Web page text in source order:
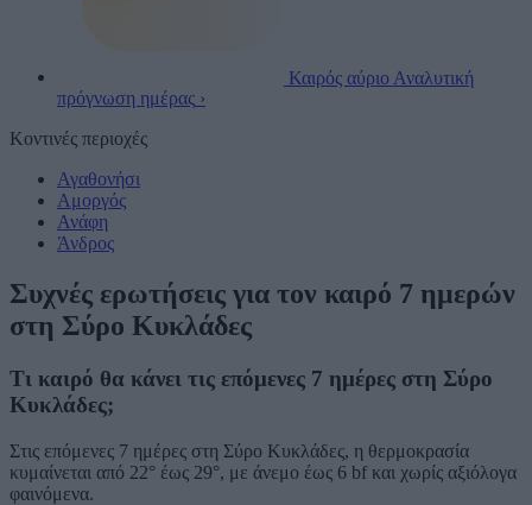
Καιρός αύριο Αναλυτική
πρόγνωση ημέρας ›
Κοντινές περιοχές
Αγαθονήσι
Αμοργός
Ανάφη
Άνδρος
Συχνές ερωτήσεις για τον καιρό 7 ημερών
στη Σύρο Κυκλάδες
Τι καιρό θα κάνει τις επόμενες 7 ημέρες στη Σύρο
Κυκλάδες;
Στις επόμενες 7 ημέρες στη Σύρο Κυκλάδες, η θερμοκρασία
κυμαίνεται από 22° έως 29°, με άνεμο έως 6 bf και χωρίς αξιόλογα
φαινόμενα.